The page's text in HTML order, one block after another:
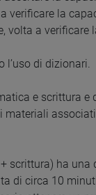
verificare la
volta a
l’uso di dizionari.
e scrittura
materiali
scrittura) ha
di circa 10